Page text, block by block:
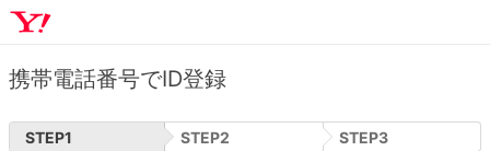
携帯電話番号でID登録
STEP1 STEP2 STEP3